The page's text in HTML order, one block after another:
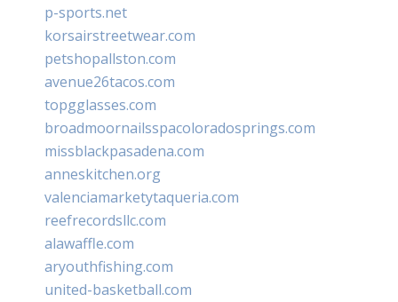
p-sports.net
korsairstreetwear.com
petshopallston.com
avenue26tacos.com
topgglasses.com
broadmoornailsspacoloradosprings.com
missblackpasadena.com
anneskitchen.org
valenciamarketytaqueria.com
reefrecordsllc.com
alawaffle.com
aryouthfishing.com
united-basketball.com